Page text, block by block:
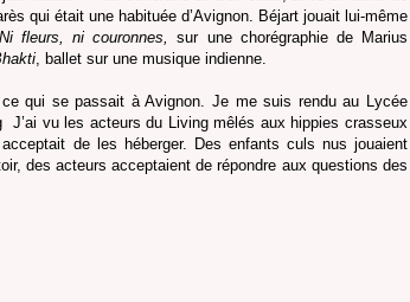
qui était une habituée d’Avignon. Béjart jouait lui-même
Ni fleurs, ni couronnes, sur une chorégraphie de Marius
, ballet sur une musique indienne.
ce qui se passait à Avignon. Je me suis rendu au Lycée
J’ai vu les acteurs du Living mêlés aux hippies crasseux
de les héberger. Des enfants culs nus jouaient
des acteurs acceptaient de répondre aux questions des